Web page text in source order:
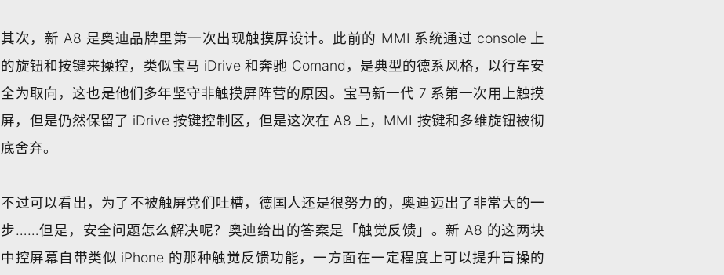
其次，新 A8 是奥迪品牌里第一次出现触摸屏设计。此前的 MMI 系统通过 console 上
的旋钮和按键来操控，类似宝马 iDrive 和奔驰 Comand，是典型的德系风格，以行车安
全为取向，这也是他们多年坚守非触摸屏阵营的原因。宝马新一代 7 系第一次用上触摸
屏，但是仍然保留了 iDrive 按键控制区，但是这次在 A8 上，MMI 按键和多维旋钮被彻
底舍弃。
不过可以看出，为了不被触屏党们吐槽，德国人还是很努力的，奥迪迈出了非常大的一
步……但是，安全问题怎么解决呢？奥迪给出的答案是「触觉反馈」。新 A8 的这两块
中控屏幕自带类似 iPhone 的那种触觉反馈功能，一方面在一定程度上可以提升盲操的